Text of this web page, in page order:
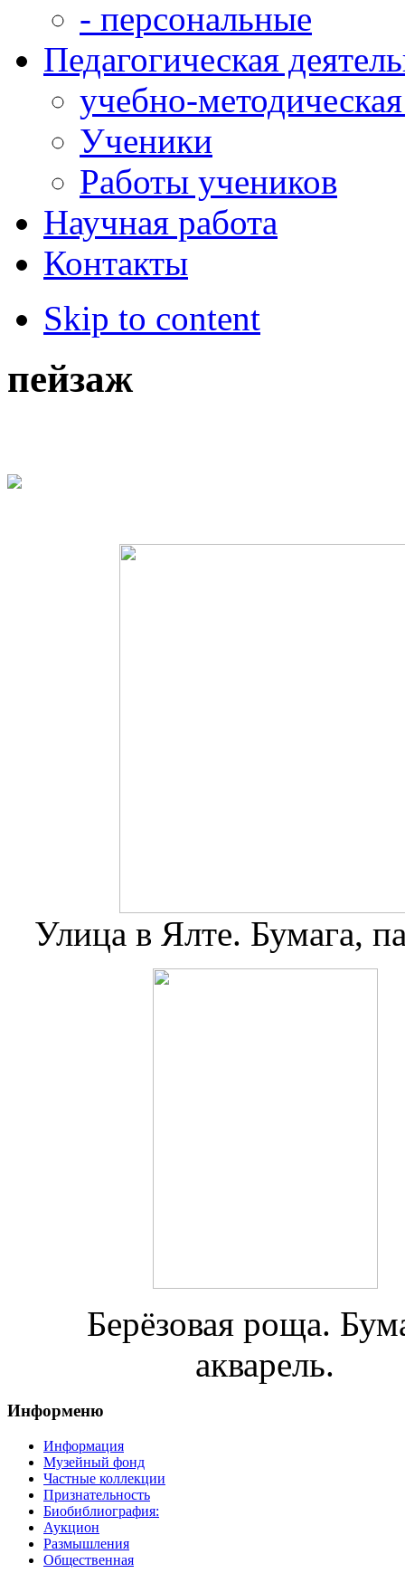
- персональные
Педагогическая
учебно-
Ученики
Работы учеников
Научная работа
Контакты
Skip to content
пейзаж
Улица в Ялте. Бумага,
Берёзовая роща.
акварель.
Информеню
Информация
Музейный фонд
Частные коллекции
Признательность
Биобиблиография:
Аукцион
Размышления
Общественная